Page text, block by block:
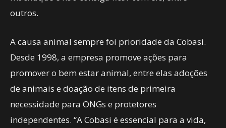
outros.
A causa animal sempre foi prioridade da Cobasi.
Desde 1998, a empresa promove ações para
promover o bem estar animal, entre elas adoções
de animais e doação de itens de primeira
necessidade para ONGs e protetores
independentes. “A Cobasi é essencial para a vida,